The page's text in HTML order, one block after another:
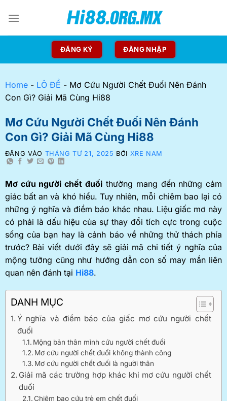
ĐĂNG KÝ ĐĂNG NHẬP
Home- LÔ ĐỀ - Mơ Cứu Người Chết Đuối Nên Đánh
Con Gì? Giải Mã Cùng Hi88
Mơ Cứu Người Chết Đuối Nên Đánh
Con Gì? Giải Mã Cùng Hi88
ĐĂNG VÀO THÁNG TƯ 21, 2025 BỞI XRE NAM
Mơ cứu người chết đuối thường mang đến những cảm
giác bất an và khó hiểu. Tuy nhiên, mỗi chiêm bao lại có
những ý nghĩa và điềm báo khác nhau. Liệu giấc mơ này
có phải là dấu hiệu của sự thay đổi tích cực trong cuộc
sống của bạn hay là cảnh báo về những thử thách phía
trước? Bài viết dưới đây sẽ giải mã chi tiết ý nghĩa của
mộng tưởng cũng như hướng dẫn con số may mắn liên
quan nên đánh tại Hi88.
DANH MỤC
Ý nghĩa và điềm báo của giấc mơ cứu người chết
đuối
Mộng bản thân mình cứu người chết đuối
Mơ cứu người chết đuối không thành công
Mơ cứu người chết đuối là người thân
Giải mã các trường hợp khác khi mơ cứu người chết
đuối
Chiêm bao cứu trẻ em chết đuối